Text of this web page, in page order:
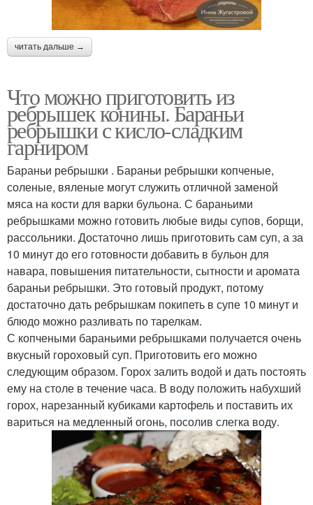
читать дальше →
Что можно приготовить из
ребрышек конины. Бараньи
ребрышки с кисло-сладким
гарниром
Бараньи ребрышки . Бараньи ребрышки копченые,
соленые, вяленые могут служить отличной заменой
мяса на кости для варки бульона. С бараньими
ребрышками можно готовить любые виды супов, борщи,
рассольники. Достаточно лишь приготовить сам суп, а за
10 минут до его готовности добавить в бульон для
навара, повышения питательности, сытности и аромата
бараньи ребрышки. Это готовый продукт, потому
достаточно дать ребрышкам покипеть в супе 10 минут и
блюдо можно разливать по тарелкам.
С копчеными бараньими ребрышками получается очень
вкусный гороховый суп. Приготовить его можно
следующим образом. Горох залить водой и дать постоять
ему на столе в течение часа. В воду положить набухший
горох, нарезанный кубиками картофель и поставить их
вариться на медленный огонь, посолив слегка воду.